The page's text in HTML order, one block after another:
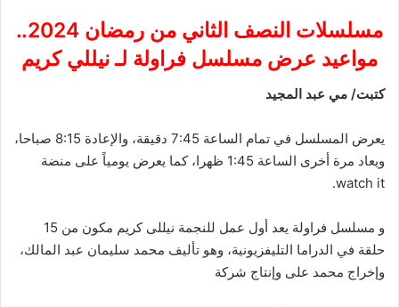
مسلسلات النصف الثاني من رمضان 2024..
مواعيد عرض مسلسل فراولة لـ نيللي كريم
كتبت/ مي عبد المجيد
يعرض المسلسل في تمام الساعة 7:45 دقيقة، والإعادة 8:15 صباحا،
ويعاد مرة أخرى الساعة 1:45 ظهرا، كما يعرض يومياً على منضة
watch it.
و مسلسل فراولة يعد أول عمل للنجمة نيللى كريم مكون من 15
حلقة في الدراما التليفزيونية، وهو تأليف محمد سليمان عبد المالك،
وإخراج محمد على وإنتاج شركة